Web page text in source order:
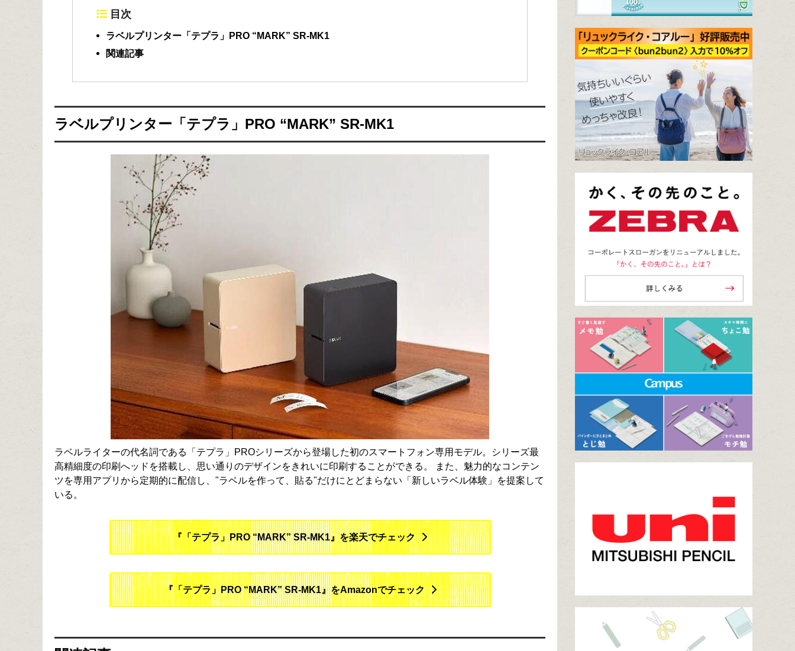
目次
ラベルプリンター「テプラ」PRO “MARK” SR-MK1
関連記事
ラベルプリンター「テプラ」PRO “MARK” SR-MK1
ラベルライターの代名詞である「テプラ」PROシリーズから登場した初のスマートフォン専用モデル。シリーズ最
高精細度の印刷へッドを搭載し、思い通りのデザインをきれいに印刷することができる。 また、魅力的なコンテン
ツを専用アプリから定期的に配信し、"ラベルを作って、貼る"だけにとどまらない「新しいラベル体験」を提案して
いる。
『「テプラ」PRO “MARK” SR-MK1』を楽天でチェック
『「テプラ」PRO “MARK” SR-MK1』をAmazonでチェック